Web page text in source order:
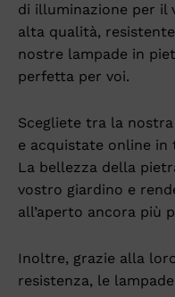
di illuminazione per il
alta qualità,
nostre lampade in
perfetta per voi.
Scegliete tra la
e acquistate online
La bellezza della
vostro giardino e
all’aperto ancora più
Inoltre, grazie alla
resistenza, le